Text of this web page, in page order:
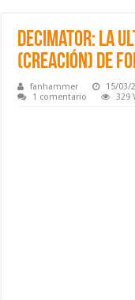
Decimator: La
(creación) de
fanhammer 15/03/
1 comentario
329